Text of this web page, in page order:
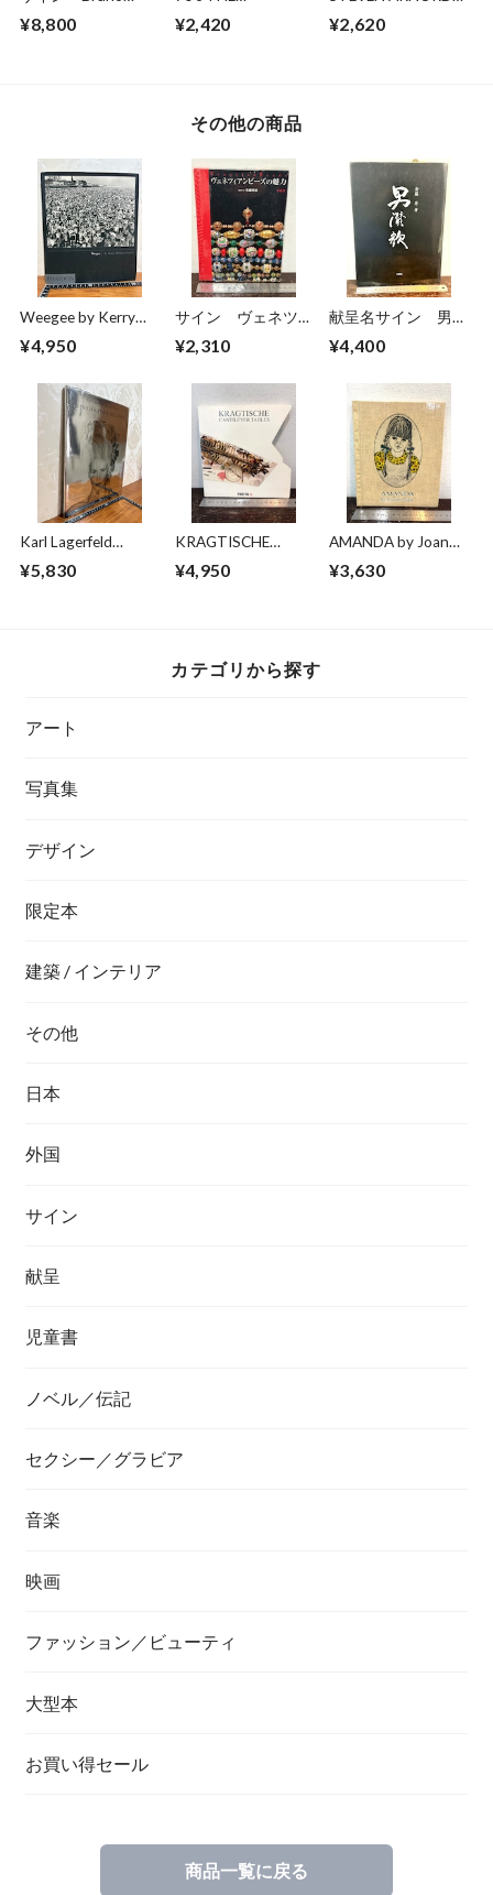
1989-2014
¥8,800 ¥2,420 ¥2,620
その他の商品
Weegee by Kerry
¥4,950
サイン ヴェネツィ
監修・著 佐藤理恵
¥2,310
献呈名サイン 男讃
¥4,400
Karl Lagerfeld
VISIONS AND A
¥5,830
KRAGTISCHE
¥4,950
AMANDA by Joanne
¥3,630
カテゴリから探す
アート
写真集
デザイン
限定本
建築 / インテリア
その他
日本
外国
サイン
献呈
児童書
ノベル／伝記
セクシー／グラビア
音楽
映画
ファッション／ビューティ
大型本
お買い得セール
商品一覧に戻る